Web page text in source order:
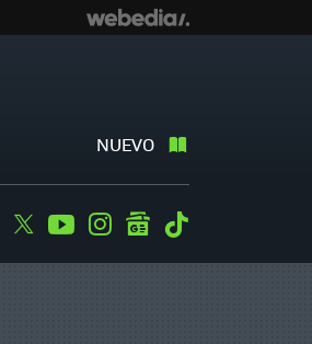
NUEVO
Facebook
TwitterYoutubeInstagramgooglenews